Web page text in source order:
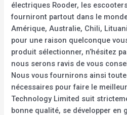
électriques Rooder, les
fourniront partout dans le
Amérique, Australie, Chili,
pour une raison quelconque
produit sélectionner, n’hésitez
nous serons ravis de vous
Nous vous fournirons ainsi
nécessaires pour faire le
Technology Limited suit
bonne qualité, se développer en